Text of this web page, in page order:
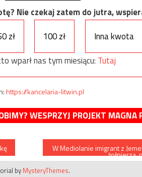
Nie czekaj zatem do jutra,
zł 100 zł
Inna kwota
wparł nas tym miesiącu: Tutaj
https://kancelaria-litwin.pl
WESPRZYJ PROJEKT MAGNA
W Mediolanie imigrant z
żołnierza,
by MysteryThemes.